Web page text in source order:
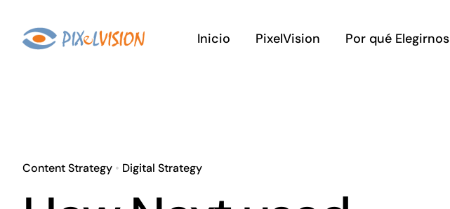
contenido
Inicio PixelVision Por qué Elegirnos
Content Strategy• Digital Strategy